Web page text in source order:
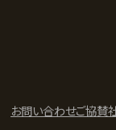
お問い合わせご協賛